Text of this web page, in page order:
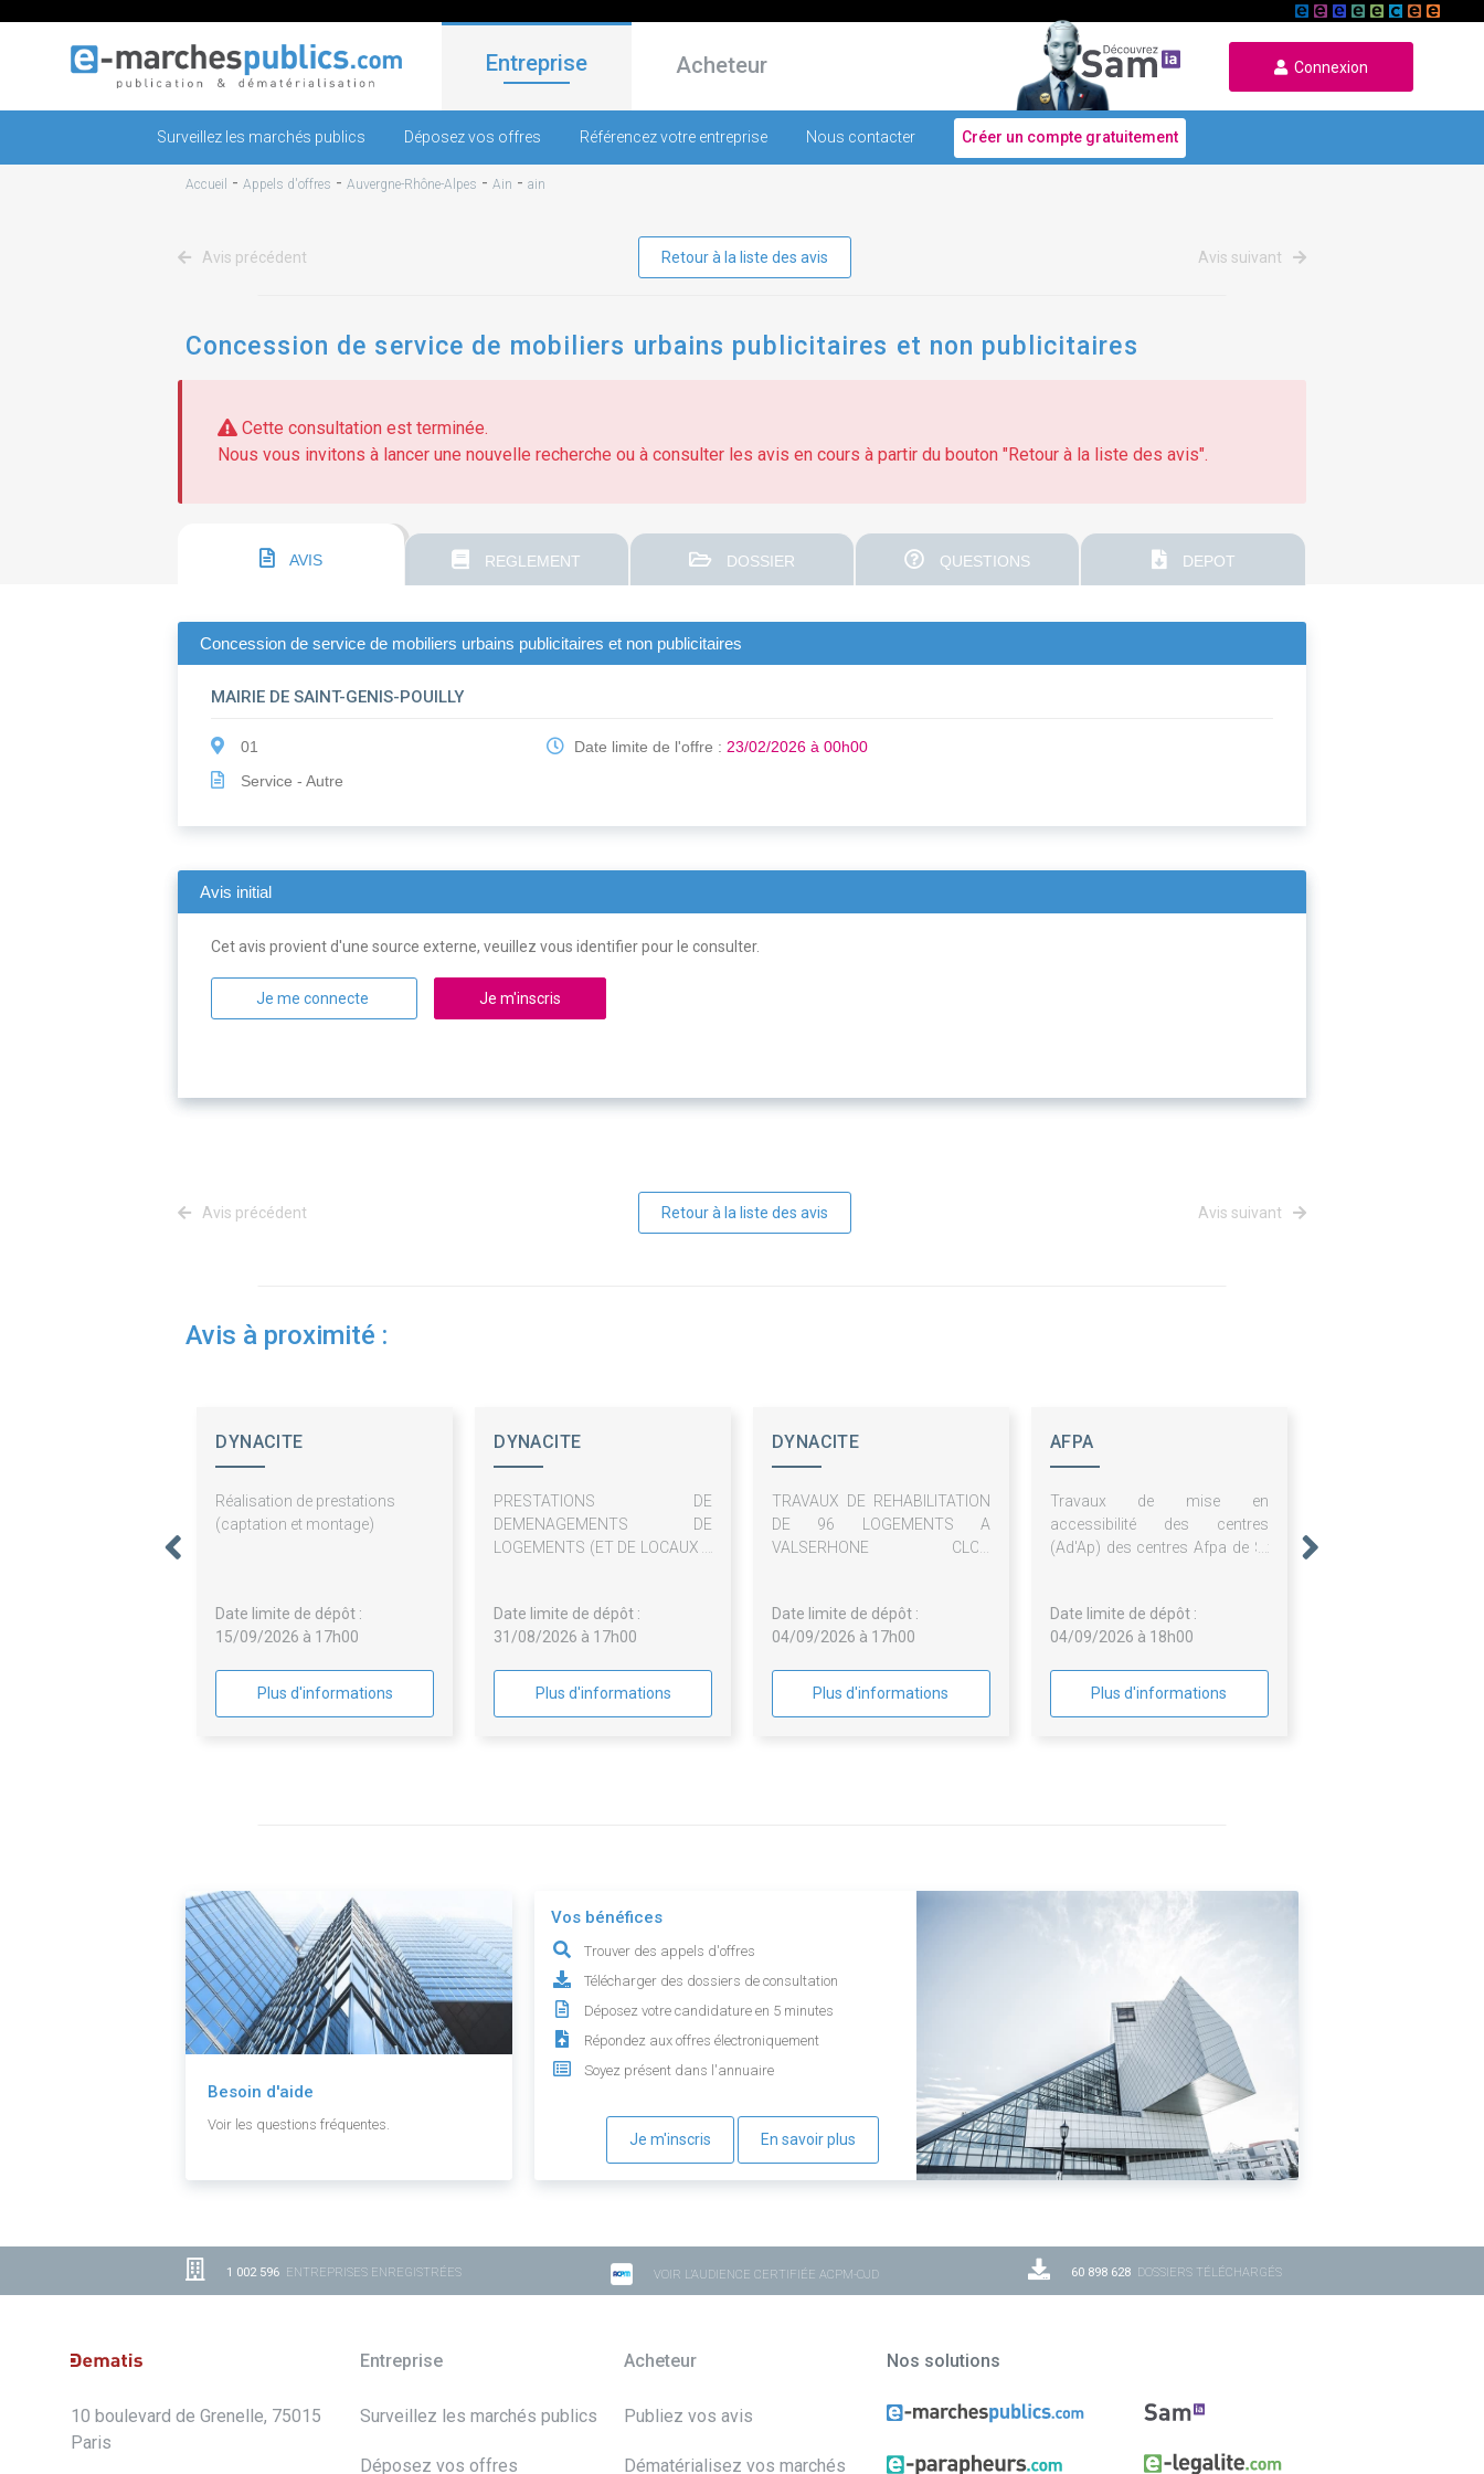
Entreprise Acheteur Connexion
Surveillez les marchés publics Déposez vos offres Référencez votre entreprise Nous contacter Créer un compte gratuitement
Accueil - Appels d'offres - Auvergne-Rhône-Alpes - Ain - ain
Avis précédent Retour à la liste des avis Avis suivant
Concession de service de mobiliers urbains publicitaires et non publicitaires
Cette consultation est terminée.
Nous vous invitons à lancer une nouvelle recherche ou à consulter les avis en cours à partir du bouton "Retour à la liste des avis".
AVIS REGLEMENT DOSSIER QUESTIONS DEPOT
Concession de service de mobiliers urbains publicitaires et non publicitaires
MAIRIE DE SAINT-GENIS-POUILLY
01
Service - Autre
Date limite de l'offre : 23/02/2026 à 00h00
Avis initial
Cet avis provient d'une source externe, veuillez vous identifier pour le consulter.
Je me connecte Je m'inscris
Avis précédent Retour à la liste des avis Avis suivant
Avis à proximité :
DYNACITE
Réalisation de prestations
(captation et montage)
Date limite de dépôt :
15/09/2026 à 17h00
Plus d'informations
DYNACITE
PRESTATIONS DE
DEMENAGEMENTS DE
LOGEMENTS (ET DE LOCAUX A
LEURS OCCUPANTS.
Date limite de dépôt :
31/08/2026 à 17h00
Plus d'informations
DYNACITE
TRAVAUX DE REHABILITATION
DE 96 LOGEMENTS A
VALSERHONE CLOS
Date limite de dépôt :
04/09/2026 à 17h00
Plus d'informations
AFPA
Travaux de mise en
accessibilité des centres
(Ad'Ap) des centres Afpa de St
Date limite de dépôt :
04/09/2026 à 18h00
Plus d'informations
Besoin d'aide
Voir les questions fréquentes.
Vos bénéfices
Trouver des appels d'offres
Télécharger des dossiers de consultation
Déposez votre candidature en 5 minutes
Répondez aux offres électroniquement
Soyez présent dans l'annuaire
Je m'inscris En savoir plus
1 002 596 ENTREPRISES ENREGISTRÉES VOIR L'AUDIENCE CERTIFIÉE ACPM-OJD 60 898 628 DOSSIERS TÉLÉCHARGÉS
10 boulevard de Grenelle, 75015
Paris
Entreprise
Surveillez les marchés publics
Déposez vos offres
Acheteur
Publiez vos avis
Dématérialisez vos marchés
Nos solutions